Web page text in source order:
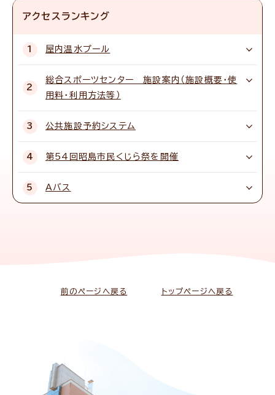
アクセスランキング
屋内温水プール
総合スポーツセンター 施設案内（施設概要・使
用料・利用方法等）
公共施設予約システム
第54回昭島市民くじら祭を開催
Aバス
前のページへ戻る トップページへ戻る